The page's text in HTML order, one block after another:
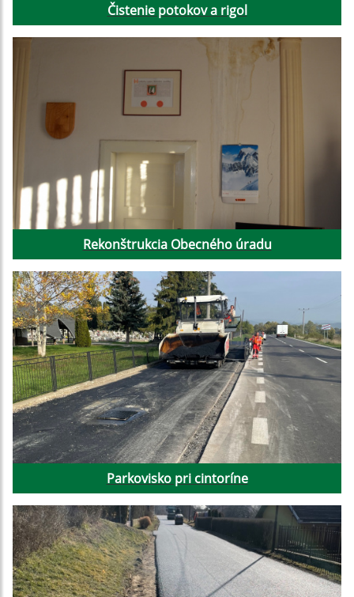
Čistenie potokov a rigol
Rekonštrukcia Obecného úradu
Parkovisko pri cintoríne